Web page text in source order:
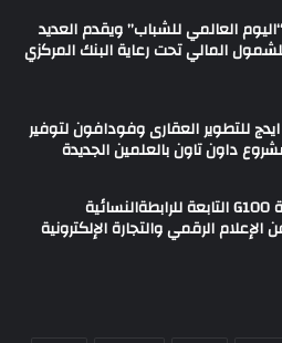
العالمي للشباب” ويقدم العديد
المالي تحت رعاية البنك المركزي
للتطوير العقارى وفودافون لتوفير
چرمين عامر تنضم إلى منظمة G100 التابعة للرابطةالنسائية